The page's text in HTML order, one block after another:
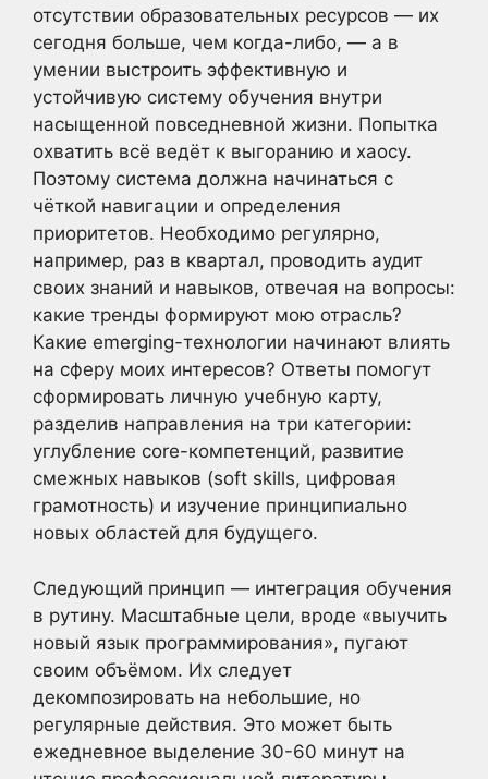
отсутствии образовательных ресурсов — их
сегодня больше, чем когда-либо, — а в
умении выстроить эффективную и
устойчивую систему обучения внутри
насыщенной повседневной жизни. Попытка
охватить всё ведёт к выгоранию и хаосу.
Поэтому система должна начинаться с
чёткой навигации и определения
приоритетов. Необходимо регулярно,
например, раз в квартал, проводить аудит
своих знаний и навыков, отвечая на вопросы:
какие тренды формируют мою отрасль?
Какие emerging-технологии начинают влиять
на сферу моих интересов? Ответы помогут
сформировать личную учебную карту,
разделив направления на три категории:
углубление core-компетенций, развитие
смежных навыков (soft skills, цифровая
грамотность) и изучение принципиально
новых областей для будущего.
Следующий принцип — интеграция обучения
в рутину. Масштабные цели, вроде «выучить
новый язык программирования», пугают
своим объёмом. Их следует
декомпозировать на небольшие, но
регулярные действия. Это может быть
ежедневное выделение 30-60 минут на